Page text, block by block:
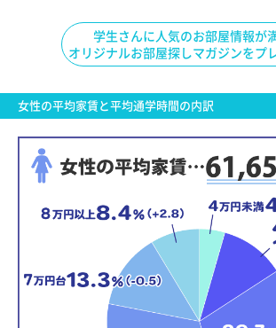
学生さんに人気のお部屋情報が
オリジナルお部屋探しマガジンをプ
女性の平均家賃と平均通学時間の内訳